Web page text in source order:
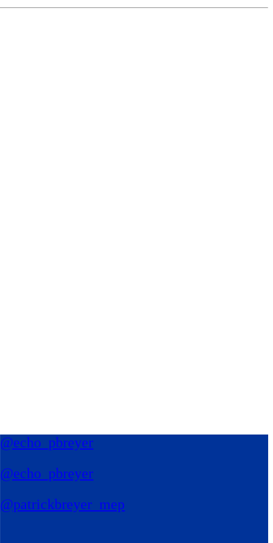
@echo_pbreyer
@echo_pbreyer
@patrickbreyer_mep